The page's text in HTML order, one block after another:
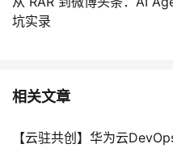
坑实录
相关文章
【云驻共创】华为云